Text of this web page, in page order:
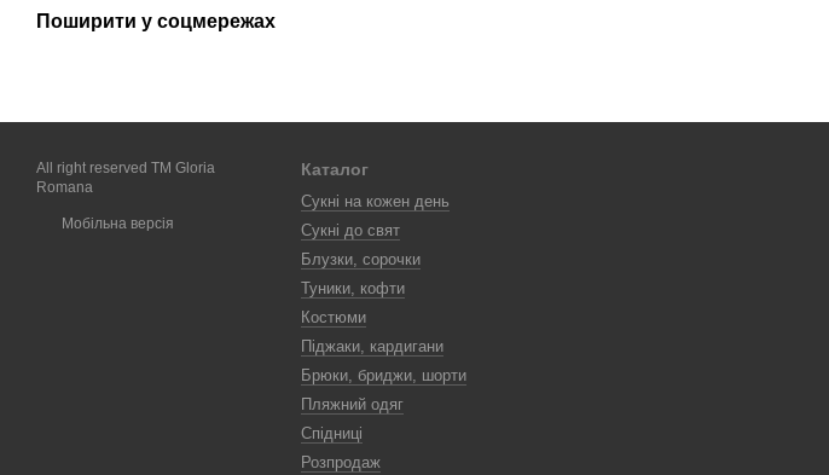
Поширити у соцмережах
All right reserved TM Gloria
Romana
Мобільна версія
Каталог
Сукні на кожен день
Сукні до свят
Блузки, сорочки
Туники, кофти
Костюми
Піджаки, кардигани
Брюки, бриджи, шорти
Пляжний одяг
Спідниці
Розпродаж